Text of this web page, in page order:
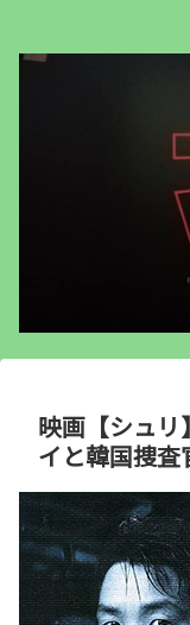
映画【シュ
イと韓国捜